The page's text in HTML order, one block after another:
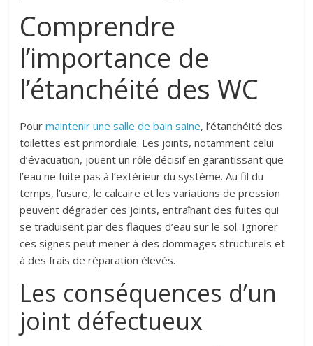
Comprendre
l’importance de
l’étanchéité des WC
Pourmaintenir une salle de bain saine, l’étanchéité des
toilettes est primordiale. Les joints, notamment celui
d’évacuation, jouent un rôle décisif en garantissant que
l’eau ne fuite pas à l’extérieur du système. Au fil du
temps, l’usure, le calcaire et les variations de pression
peuvent dégrader ces joints, entraînant des fuites qui
se traduisent par des flaques d’eau sur le sol. Ignorer
ces signes peut mener à des dommages structurels et
à des frais de réparation élevés.
Les conséquences d’un
joint défectueux